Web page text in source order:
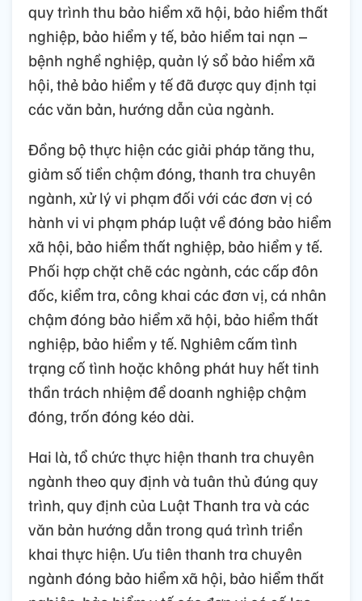
quy trình thu bảo hiểm xã hội, bảo hiểm thất
nghiệp, bảo hiểm y tế, bảo hiểm tai nạn –
bệnh nghề nghiệp, quản lý sổ bảo hiểm xã
hội, thẻ bảo hiểm y tế đã được quy định tại
các văn bản, hướng dẫn của ngành.
Đồng bộ thực hiện các giải pháp tăng thu,
giảm số tiền chậm đóng, thanh tra chuyên
ngành, xử lý vi phạm đối với các đơn vị có
hành vi vi phạm pháp luật về đóng bảo hiểm
xã hội, bảo hiểm thất nghiệp, bảo hiểm y tế.
Phối hợp chặt chẽ các ngành, các cấp đôn
đốc, kiểm tra, công khai các đơn vị, cá nhân
chậm đóng bảo hiểm xã hội, bảo hiểm thất
nghiệp, bảo hiểm y tế. Nghiêm cấm tình
trạng cố tình hoặc không phát huy hết tinh
thần trách nhiệm để doanh nghiệp chậm
đóng, trốn đóng kéo dài.
Hai là, tổ chức thực hiện thanh tra chuyên
ngành theo quy định và tuân thủ đúng quy
trình, quy định của Luật Thanh tra và các
văn bản hướng dẫn trong quá trình triển
khai thực hiện. Ưu tiên thanh tra chuyên
ngành đóng bảo hiểm xã hội, bảo hiểm thất